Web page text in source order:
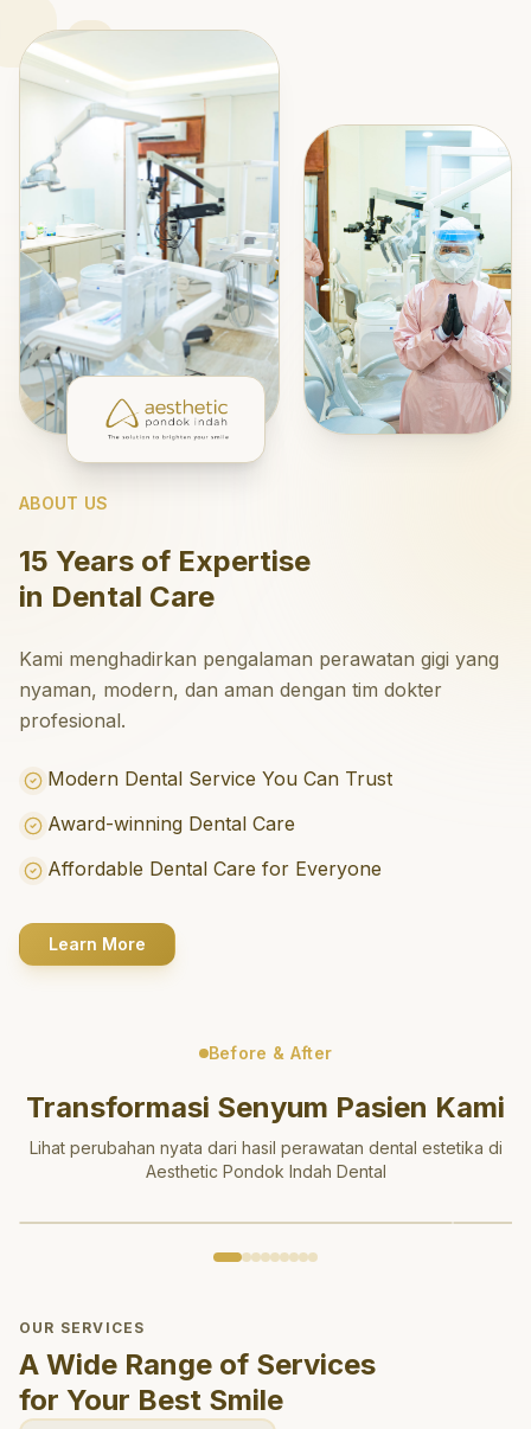
ABOUT US
15 Years of Expertise
in Dental Care
Kami menghadirkan pengalaman perawatan gigi yang
nyaman, modern, dan aman dengan tim dokter
profesional.
Modern Dental Service You Can Trust
Award-winning Dental Care
Affordable Dental Care for Everyone
Learn More
Before & After
Transformasi Senyum Pasien Kami
Lihat perubahan nyata dari hasil perawatan dental estetika di
Aesthetic Pondok Indah Dental
OUR SERVICES
A Wide Range of Services
for Your Best Smile